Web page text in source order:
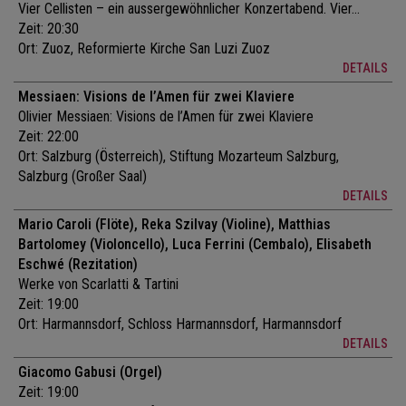
Vier Cellisten – ein aussergewöhnlicher Konzertabend. Vier...
Zeit: 20:30
Ort: Zuoz, Reformierte Kirche San Luzi Zuoz
DETAILS
Messiaen: Visions de l’Amen für zwei Klaviere
Olivier Messiaen: Visions de l’Amen für zwei Klaviere
Zeit: 22:00
Ort: Salzburg (Österreich), Stiftung Mozarteum Salzburg,
Salzburg (Großer Saal)
DETAILS
Mario Caroli (Flöte), Reka Szilvay (Violine), Matthias
Bartolomey (Violoncello), Luca Ferrini (Cembalo), Elisabeth
Eschwé (Rezitation)
Werke von Scarlatti & Tartini
Zeit: 19:00
Ort: Harmannsdorf, Schloss Harmannsdorf, Harmannsdorf
DETAILS
Giacomo Gabusi (Orgel)
Zeit: 19:00